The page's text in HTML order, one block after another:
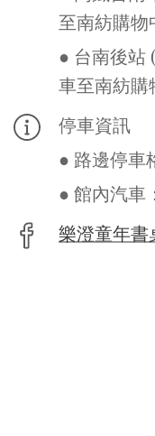
至南紡購物
● 台南後站
車至南紡購
停車資訊
● 路邊停車
● 館內汽車
樂澄童年書